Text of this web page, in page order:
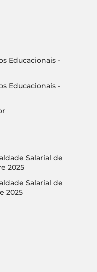
Educacionais -
Educacionais -
Salarial de
2025
Salarial de
2025